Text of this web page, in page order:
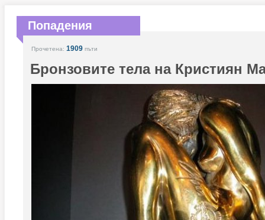
Попадения
Прочетена: 1909 пъти
Бронзовите тела на Кристиян